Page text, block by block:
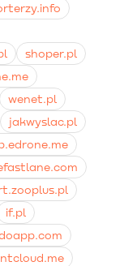
shoper.pl
wenet.pl
jakwyslac.pl
if.pl